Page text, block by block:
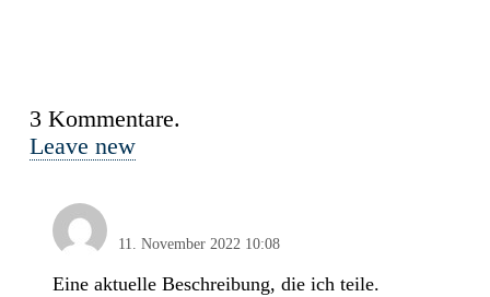
3 Kommentare.
Leave new
11. November 2022 10:08
Eine aktuelle Beschreibung, die ich teile.